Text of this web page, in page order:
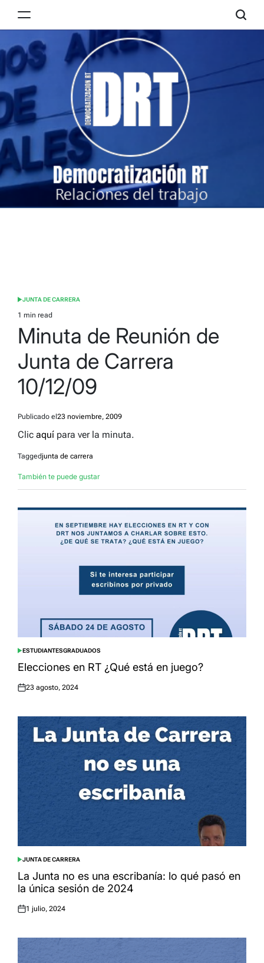
RT
POSTED
IN
JUNTA DE CARRERA
Estimated
read
time
1 min read
Minuta de Reunión de
Junta de Carrera
10/12/09
Publicado el 23 noviembre, 2009
Clic aquí para ver la minuta.
Tagged junta de carrera
También te puede gustar
POSTED
IN
ESTUDIANTESGRADUADOS
Elecciones en RT ¿Qué está en juego?
Posted
23 agosto, 2024
POSTED
IN
JUNTA DE CARRERA
La Junta no es una escribanía: lo qué pasó en
la única sesión de 2024
Posted
1 julio, 2024